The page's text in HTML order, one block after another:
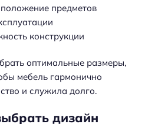
предметов
конструкции
оптимальные размеры,
мебель гармонично
и служила долго.
дизайн